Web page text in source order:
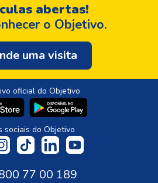
abertas!
o Objetivo.
uma visita
oficial do Objetivo
sociais do Objetivo
77 00 189